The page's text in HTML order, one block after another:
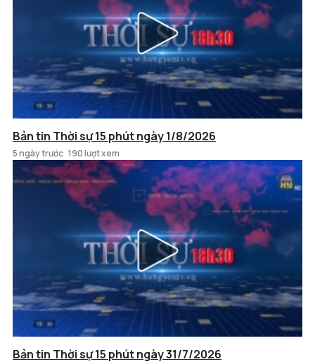
Bản tin Thời sự 15 phút ngày 1/8/2026
5 ngày trước 190 lượt xem
Bản tin Thời sự 15 phút ngày 31/7/2026